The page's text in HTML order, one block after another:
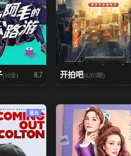
(10全) 8.7 开拍吧(0203期)
蓝光